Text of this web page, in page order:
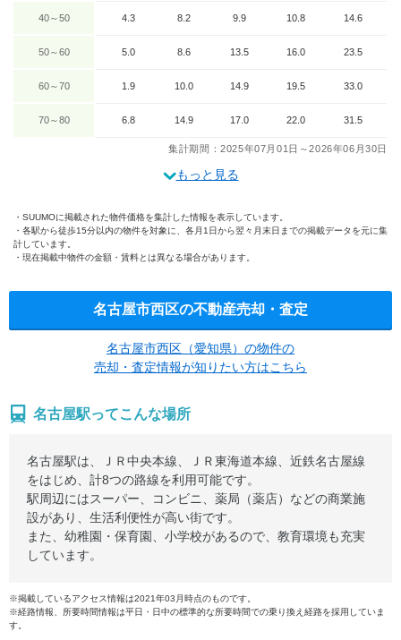
40～50 4.3 8.2 9.9 10.8 14.6
50～60 5.0 8.6 13.5 16.0 23.5
60～70 1.9 10.0 14.9 19.5 33.0
70～80 6.8 14.9 17.0 22.0 31.5
集計期間：2025年07月01日～2026年06月30日
もっと見る
SUUMOに掲載された物件価格を集計した情報を表示しています。
各駅から徒歩15分以内の物件を対象に、各月1日から翌々月末日までの掲載データを元に集
計しています。
現在掲載中物件の金額・賃料とは異なる場合があります。
名古屋市西区の不動産売却・査定
名古屋市西区（愛知県）の物件の
売却・査定情報が知りたい方はこちら
名古屋駅ってこんな場所
名古屋駅は、ＪＲ中央本線、ＪＲ東海道本線、近鉄名古屋線
をはじめ、計8つの路線を利用可能です。
駅周辺にはスーパー、コンビニ、薬局（薬店）などの商業施
設があり、生活利便性が高い街です。
また、幼稚園・保育園、小学校があるので、教育環境も充実
しています。
※掲載しているアクセス情報は2021年03月時点のものです。
※経路情報、所要時間情報は平日・日中の標準的な所要時間での乗り換え経路を採用していま
す。